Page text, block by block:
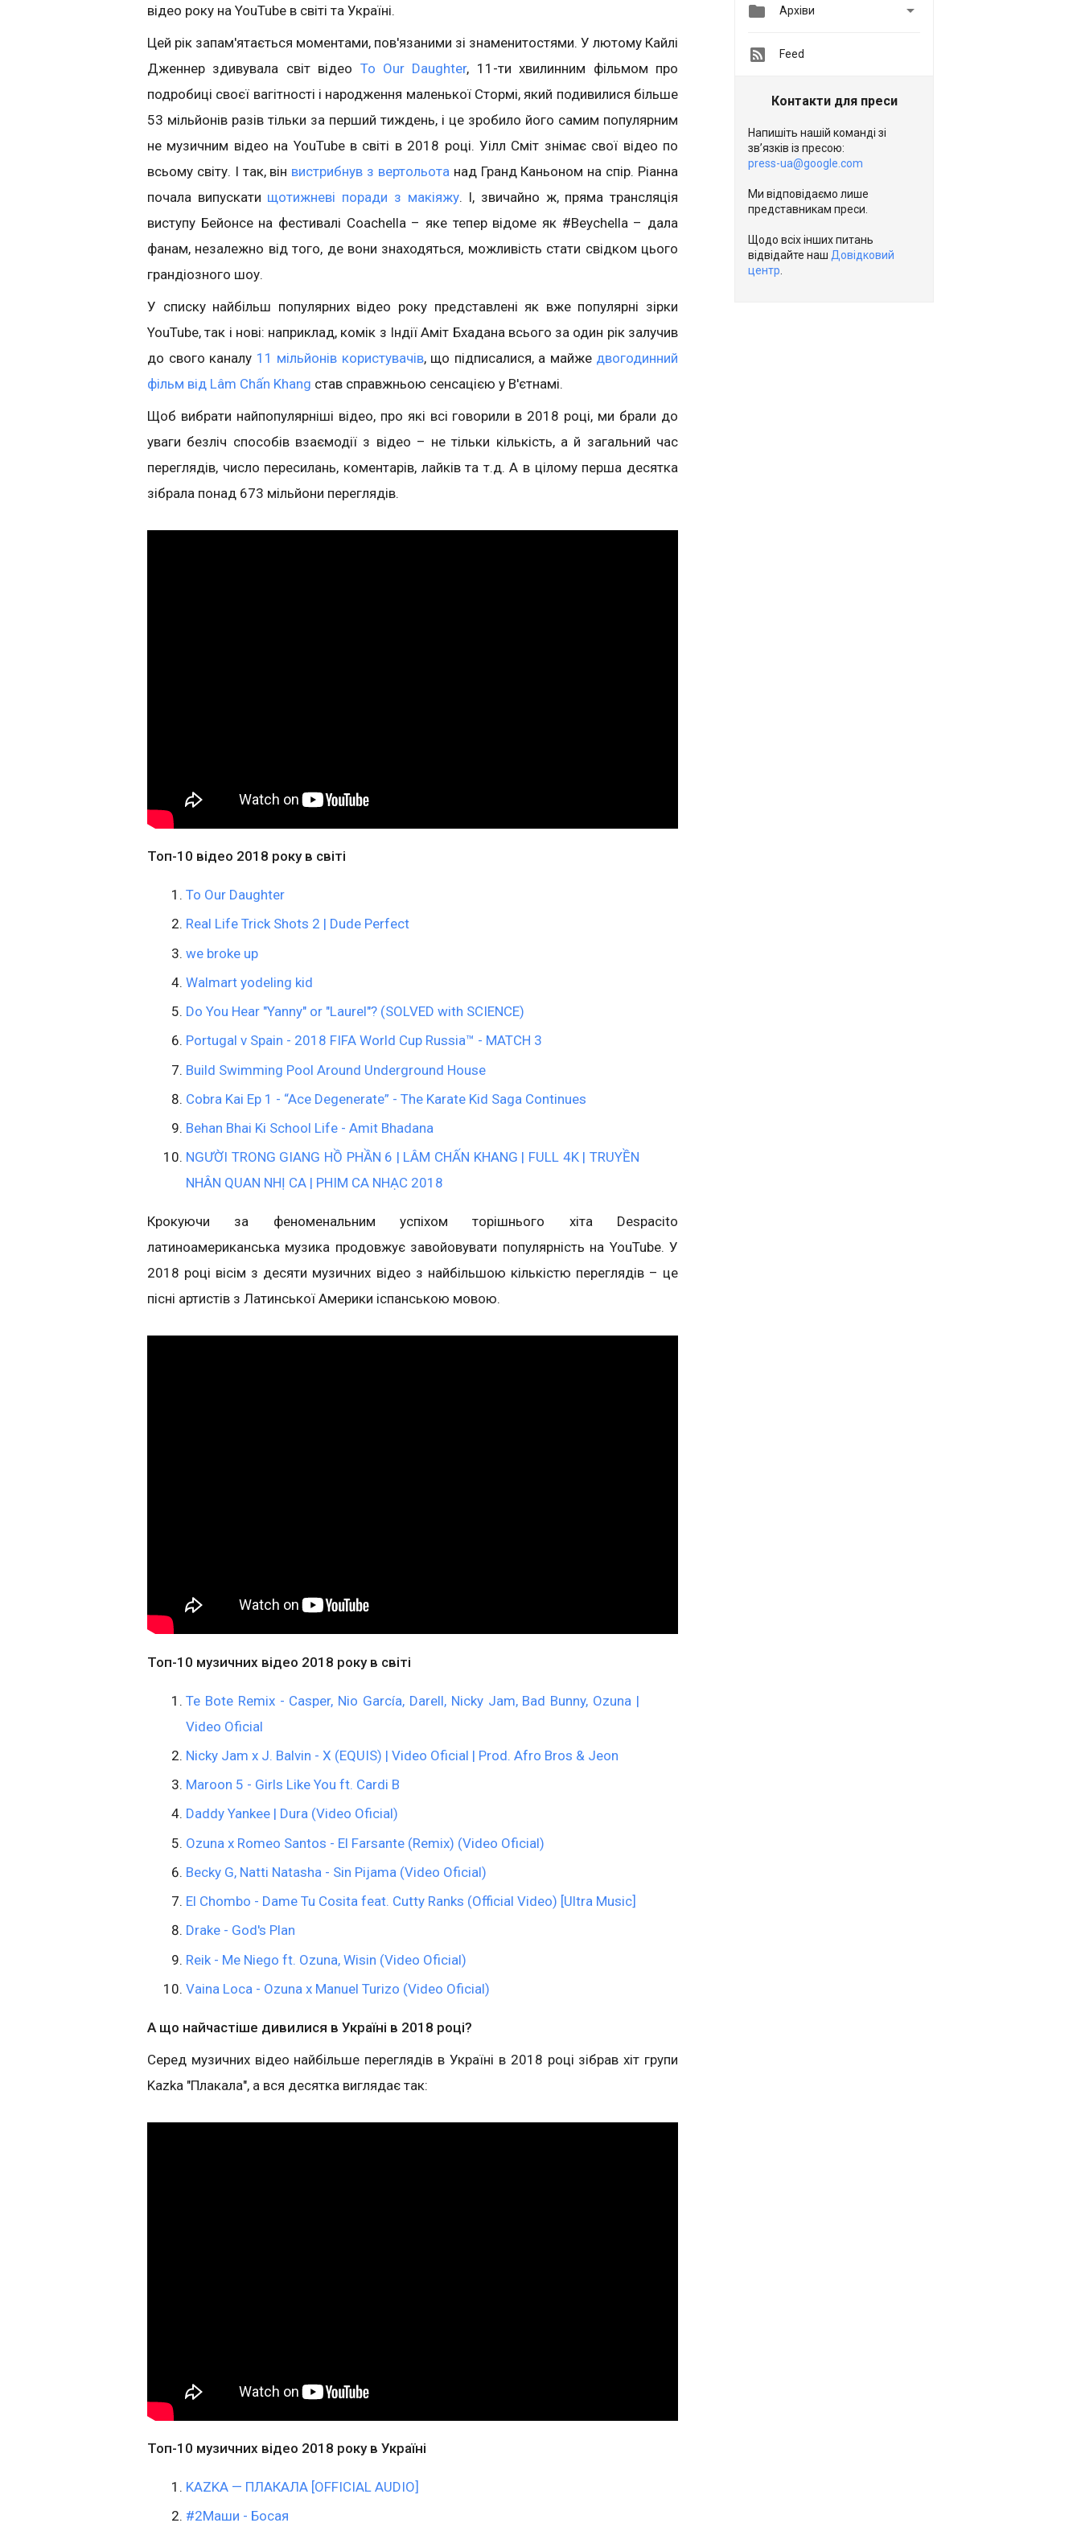
відео року на YouTube в світі та Україні.
Цей рік запам'ятається моментами, пов'язаними зі знаменитостями. У лютому Кайлі
Дженнер здивувала світ відео To Our Daughter, 11-ти хвилинним фільмом про
подробиці своєї вагітності і народження маленької Стормі, який подивилися більше
53 мільйонів разів тільки за перший тиждень, і це зробило його самим популярним
не музичним відео на YouTube в світі в 2018 році. Уілл Сміт знімає свої відео по
всьому світу. І так, він вистрибнув з вертольотанад Гранд Каньоном на спір. Ріанна
почала випускати щотижневі поради з макіяжу. І, звичайно ж, пряма трансляція
виступу Бейонсе на фестивалі Coachella – яке тепер відоме як #Beychella – дала
фанам, незалежно від того, де вони знаходяться, можливість стати свідком цього
грандіозного шоу.
У списку найбільш популярних відео року представлені як вже популярні зірки
YouTube, так і нові: наприклад, комік з Індії Аміт Бхадана всього за один рік залучив
до свого каналу 11 мільйонів користувачів, що підписалися, а майже двогодинний
фільм від Lâm Chấn Khang став справжньою сенсацією у В'єтнамі.
Щоб вибрати найпопулярніші відео, про які всі говорили в 2018 році, ми брали до
уваги безліч способів взаємодії з відео – не тільки кількість, а й загальний час
переглядів, число пересилань, коментарів, лайків та т.д. А в цілому перша десятка
зібрала понад 673 мільйони переглядів.
Топ-10 відео 2018 року в світі
To Our Daughter
Real Life Trick Shots 2 | Dude Perfect
we broke up
Walmart yodeling kid
Do You Hear "Yanny" or "Laurel"? (SOLVED with SCIENCE)
Portugal v Spain - 2018 FIFA World Cup Russia™ - MATCH 3
Build Swimming Pool Around Underground House
Cobra Kai Ep 1 - “Ace Degenerate” - The Karate Kid Saga Continues
Behan Bhai Ki School Life - Amit Bhadana
NGƯỜI TRONG GIANG HỒ PHẦN 6 | LÂM CHẤN KHANG | FULL 4K | TRUYỀN
NHÂN QUAN NHỊ CA | PHIM CA NHẠC 2018
Крокуючи за феноменальним успіхом торішнього хіта Despacito
латиноамериканська музика продовжує завойовувати популярність на YouTube. У
2018 році вісім з десяти музичних відео з найбільшою кількістю переглядів – це
пісні артистів з Латинської Америки іспанською мовою.
Топ-10 музичних відео 2018 року в світі
Te Bote Remix - Casper, Nio García, Darell, Nicky Jam, Bad Bunny, Ozuna |
Video Oficial
Nicky Jam x J. Balvin - X (EQUIS) | Video Oficial | Prod. Afro Bros & Jeon
Maroon 5 - Girls Like You ft. Cardi B
Daddy Yankee | Dura (Video Oficial)
Ozuna x Romeo Santos - El Farsante (Remix) (Video Oficial)
Becky G, Natti Natasha - Sin Pijama (Video Oficial)
El Chombo - Dame Tu Cosita feat. Cutty Ranks (Official Video) [Ultra Music]
Drake - God's Plan
Reik - Me Niego ft. Ozuna, Wisin (Video Oficial)
Vaina Loca - Ozuna x Manuel Turizo (Video Oficial)
А що найчастіше дивилися в Україні в 2018 році?
Серед музичних відео найбільше переглядів в Україні в 2018 році зібрав хіт групи
Kazka "Плакала", а вся десятка виглядає так:
Топ-10 музичних відео 2018 року в Україні
KAZKA — ПЛАКАЛА [OFFICIAL AUDIO]
#2Маши - Босая
 Архіви 
Feed
Контакти для преси
Напишіть нашій команді зі
зв’язків із пресою:
press-ua@google.com
Ми відповідаємо лише
представникам преси.
Щодо всіх інших питань
відвідайте наш Довідковий
центр